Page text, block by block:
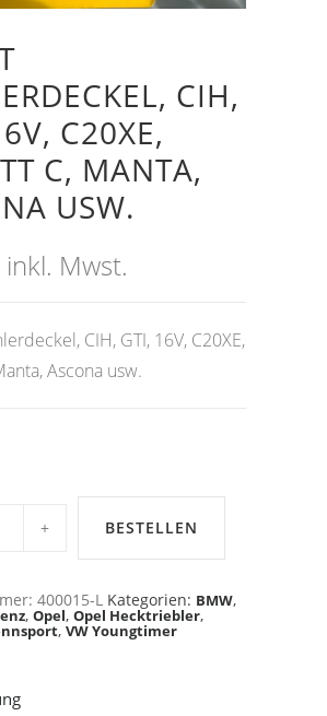
CIH,
C20XE,
C, MANTA,
USW.
inkl. Mwst.
CIH, GTI, 16V, C20XE,
Ascona usw.
BESTELLEN
400015-L Kategorien: BMW,
, Opel, Opel Hecktriebler,
, VW Youngtimer